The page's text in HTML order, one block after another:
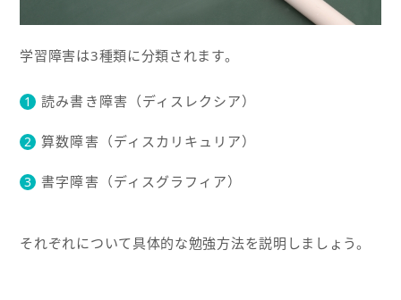
学習障害は3種類に分類されます。
読み書き障害（ディスレクシア）
算数障害（ディスカリキュリア）
書字障害（ディスグラフィア）
それぞれについて具体的な勉強方法を説明しましょう。